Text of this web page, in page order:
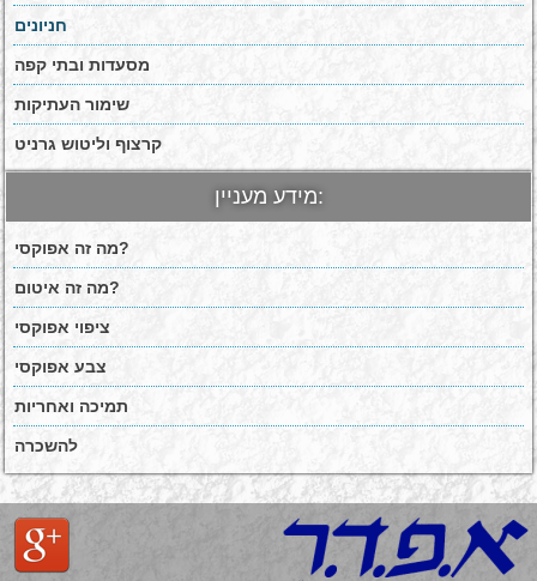
חניונים
מסעדות ובתי קפה
שימור העתיקות
קרצוף וליטוש גרניט
מידע מעניין:
מה זה אפוקסי?
מה זה איטום?
ציפוי אפוקסי
צבע אפוקסי
תמיכה ואחריות
להשכרה